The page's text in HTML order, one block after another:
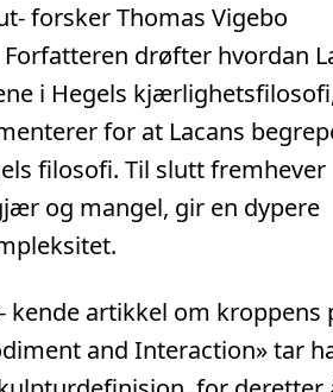
forsker Thomas Vigebo
drøfter hvordan
i Hegels
for at Lacans
filosofi. Til slutt fremhever
og mangel, gir en dypere
artikkel om kroppens
and Interaction» tar